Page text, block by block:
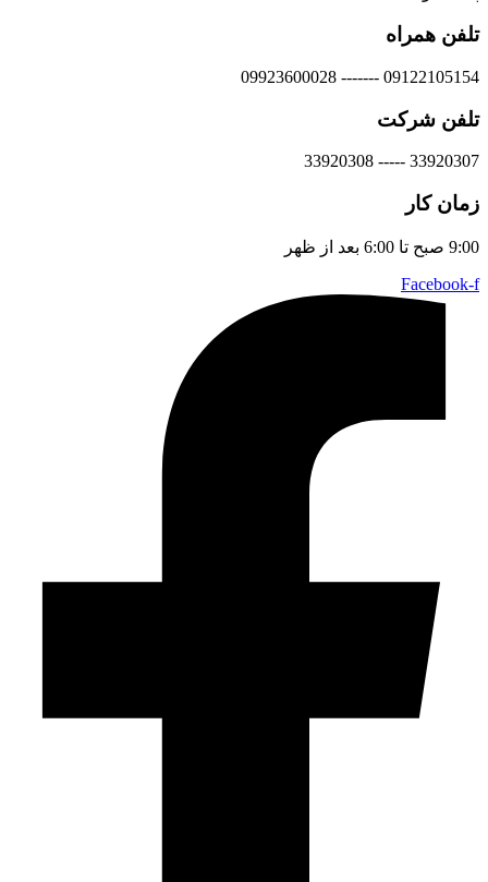
تلفن همراه
09122105154 ------- 09923600028
تلفن شرکت
33920307 ----- 33920308
زمان کار
9:00 صبح تا 6:00 بعد از ظهر
Facebook-f